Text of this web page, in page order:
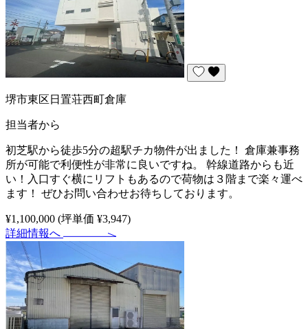
堺市東区日置荘西町倉庫
担当者から
初芝駅から徒歩5分の超駅チカ物件が出ました！ 倉庫兼事務
所が可能で利便性が非常に良いですね。 幹線道路からも近
い！入口すぐ横にリフトもあるので荷物は３階まで楽々運べ
ます！ ぜひお問い合わせお待ちしております。
¥1,100,000 (坪単価 ¥3,947)
詳細情報へ